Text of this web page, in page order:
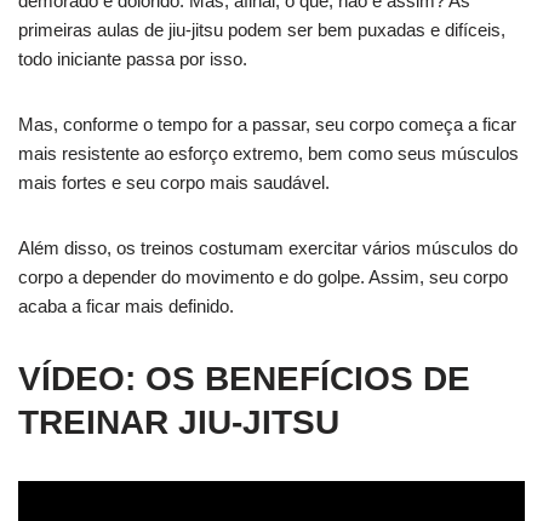
primeiras aulas de jiu-jitsu podem ser bem puxadas e difíceis,
todo iniciante passa por isso.
Mas, conforme o tempo for a passar, seu corpo começa a ficar
mais resistente ao esforço extremo, bem como seus músculos
mais fortes e seu corpo mais saudável.
Além disso, os treinos costumam exercitar vários músculos do
corpo a depender do movimento e do golpe. Assim, seu corpo
acaba a ficar mais definido.
VÍDEO: OS BENEFÍCIOS DE
TREINAR JIU-JITSU